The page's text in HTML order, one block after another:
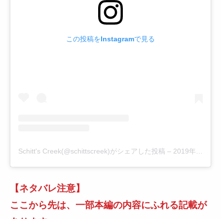
この投稿をInstagramで見る
Schitt's Creek(@schittscreek)がシェアした投稿 – 2019年12月月19日午前11時36分PST
【ネタバレ注意】
ここから先は、一部本編の内容にふれる記載が